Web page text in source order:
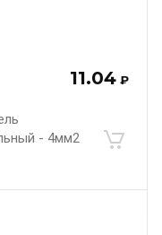
11.04 ₽
- 4мм2